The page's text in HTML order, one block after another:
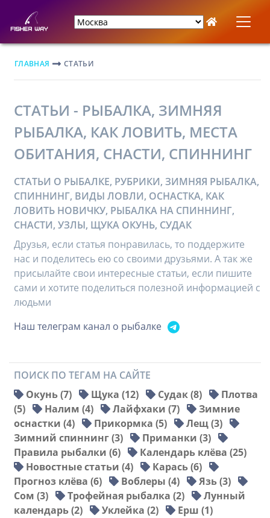
ГЛАВНАЯ СТАТЬИ
СТАТЬИ - РЫБАЛКА, ЗИМНЯЯ
РЫБАЛКА, КАК ЛОВИТЬ, МЕСТА
ОБИТАНИЯ, СНАСТИ, СПИННИНГ
СТАТЬИ О РЫБАЛКЕ, РУБРИКИ, ЗИМНЯЯ РЫБАЛКА,
СПИННИНГ, ВИДЫ ЛОВЛИ, ОСНАСТКА, КАК
ЛОВИТЬ НОВИЧКУ, РЫБАЛКА НА СПИННИНГ,
СНАСТИ, УЗЛЫ, ЩУКА ОКУНЬ, СУДАК
Друзья, если статья понравилась, то поддержите
нас и поделитесь ею со своими друзьями. А так же
присылайте свои интересные статьи, если пишите
сами и хотите поделиться полезной информацией с
людьми
Наш телеграм канал о рыбалке
ПОИСК ПО ТЕГАМ НА САЙТЕ
Окунь (7)
Щука (12) Судак (8)
Плотва
(5)
Налим (4) Лайфхаки (7)
Зимние
оснастки (4)
Прикормка (5)
Лещ (3)
Зимний спиннинг (3)
Приманки (3)
Правила рыбалки (6)
Календарь клёва (25)
Новостные статьи (4)
Карась (6)
Прогноз клёва (6)
Воблеры (4)
Язь (3)
Сом (3)
Трофейная рыбалка (2)
Лунный
календарь (2)
Уклейка (2) Ерш (1)